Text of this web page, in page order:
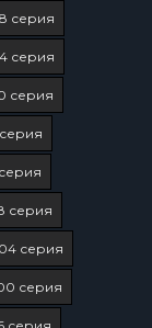
серия
серия
серия
серия
серия
серия